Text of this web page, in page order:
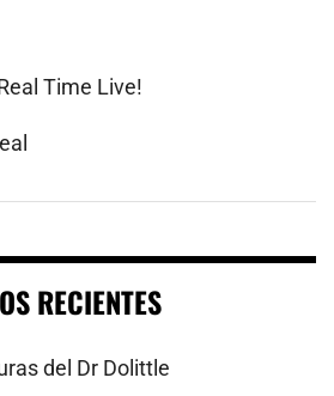
Time Live!
RECIENTES
del Dr Dolittle